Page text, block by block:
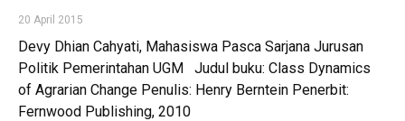
20 April 2015
Devy Dhian Cahyati, Mahasiswa Pasca Sarjana Jurusan
Politik Pemerintahan UGM Judul buku: Class Dynamics
of Agrarian Change Penulis: Henry Berntein Penerbit:
Fernwood Publishing, 2010